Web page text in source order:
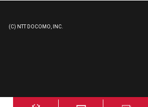
(C) NTT DOCOMO, INC.